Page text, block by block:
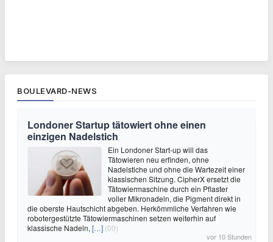
BOULEVARD-NEWS
Londoner Startup tätowiert ohne einen
einzigen Nadelstich
Ein Londoner Start-up will das
Tätowieren neu erfinden, ohne
Nadelstiche und ohne die Wartezeit einer
klassischen Sitzung. CipherX ersetzt die
Tätowiermaschine durch ein Pflaster
voller Mikronadeln, die Pigment direkt in
die oberste Hautschicht abgeben. Herkömmliche Verfahren wie
robotergestützte Tätowiermaschinen setzen weiterhin auf
klassische Nadeln, […] (00)
vor 10 Stunden